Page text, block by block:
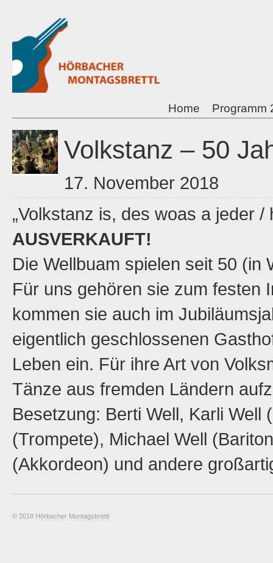
Programm
Home
Volkstanz – 50
17. November 2018
„Volkstanz is, des woas a jeder
AUSVERKAUFT!
Die Wellbuam spielen seit 50 (in
Für uns gehören sie zum festen
kommen sie auch im
eigentlich geschlossenen
Leben ein. Für ihre Art von
Tänze aus fremden Ländern
Besetzung: Berti Well, Karli Well
(Trompete), Michael Well
(Akkordeon) und andere
© 2018 Hörbacher Montagsbrettl